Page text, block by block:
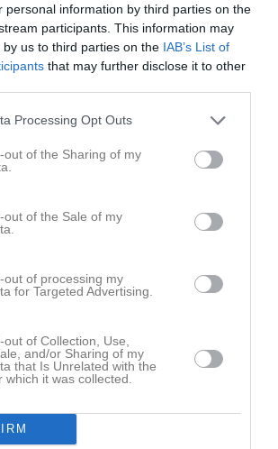
personal information by third parties on the
participants. This information may
us to third parties on the IAB’s List of
that may further disclose it to other
Processing Opt Outs
out of the Sharing of my
out of the Sale of my
out of processing my
for Targeted Advertising.
of Collection, Use,
and/or Sharing of my
that Is Unrelated with the
which it was collected.
logga in för att kommentera